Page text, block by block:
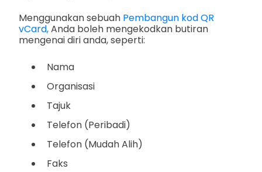
Menggunakan sebuah Pembangun kod QR
vCard,Anda boleh mengekodkan butiran
mengenai diri anda, seperti:
Nama
Organisasi
Tajuk
Telefon (Peribadi)
Telefon (Mudah Alih)
Faks